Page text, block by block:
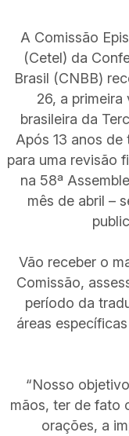
A Comissão
(Cetel) da
Brasil (CNBB)
26, a
brasileira da
Após 13 anos
para uma revisão
na 58ª
mês de abril –
Vão receber o
Comissão,
período da
áreas
“Nosso
mãos, ter de fato
orações, a